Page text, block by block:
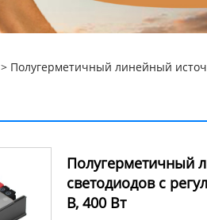
> Полугерметичный линейный
Полугерметичный
светодиодов с
В, 400 Вт